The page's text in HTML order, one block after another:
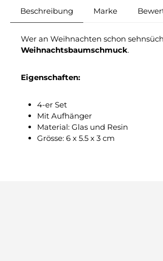
Beschreibung Marke
Wer an Weihnachten schon
Weihnachtsbaumschmuck.
Eigenschaften:
4-er Set
Mit Aufhänger
Material: Glas und Resin
Grösse: 6 x 5.5 x 3 cm